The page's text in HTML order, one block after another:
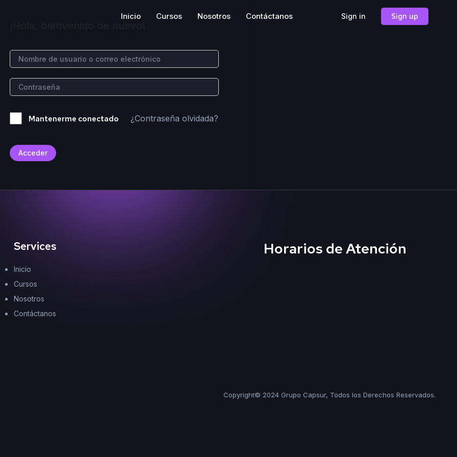
Inicio Cursos Nosotros Contáctanos Sign in Sign up
Mantenerme conectado ¿Contraseña olvidada?
Acceder
Services
Inicio
Cursos
Nosotros
Contáctanos
Horarios de Atención
Copyright© 2024 Grupo Capsur, Todos los Derechos Reservados.